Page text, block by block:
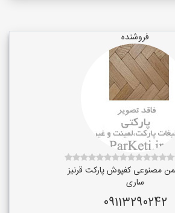
فروشنده
مصنوعی کفپوش پارکت قرنیز
ساری
09113290242